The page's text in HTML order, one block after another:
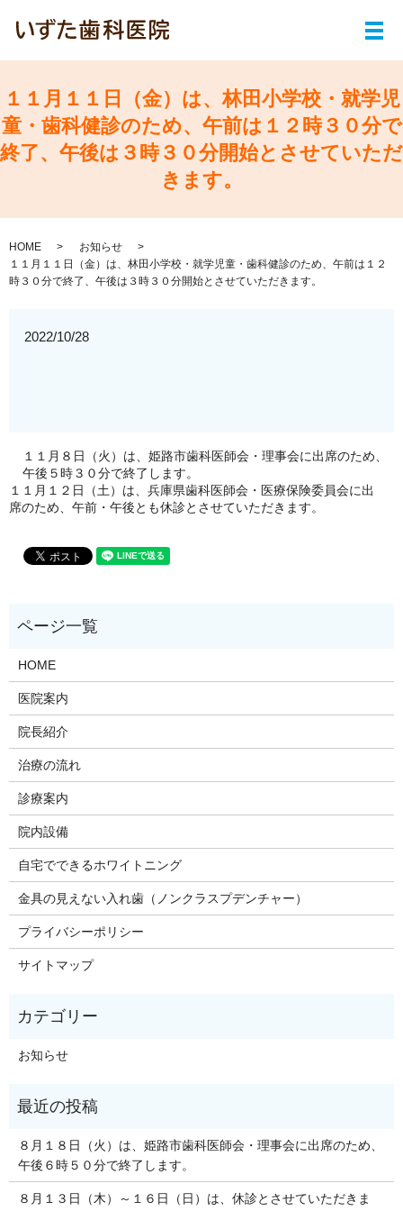
メ
１１月１１日（金）は、林田小学校・就学児
童・歯科健診のため、午前は１２時３０分で
終了、午後は３時３０分開始とさせていただ
きます。
HOME
お知らせ
１１月１１日（金）は、林田小学校・就学児童・歯科健診のため、午前は１２
時３０分で終了、午後は３時３０分開始とさせていただきます。
2022/10/28
１１月８日（火）は、姫路市歯科医師会・理事会に出席のため、
午後５時３０分で終了します。
１１月１２日（土）は、兵庫県歯科医師会・医療保険委員会に出
席のため、午前・午後とも休診とさせていただきます。
HOME
医院案内
院長紹介
治療の流れ
診療案内
院内設備
自宅でできるホワイトニング
金具の見えない入れ歯（ノンクラスプデンチャー）
プライバシーポリシー
サイトマップ
お知らせ
８月１８日（火）は、姫路市歯科医師会・理事会に出席のため、
午後６時５０分で終了します。
８月１３日（木）～１６日（日）は、休診とさせていただきま